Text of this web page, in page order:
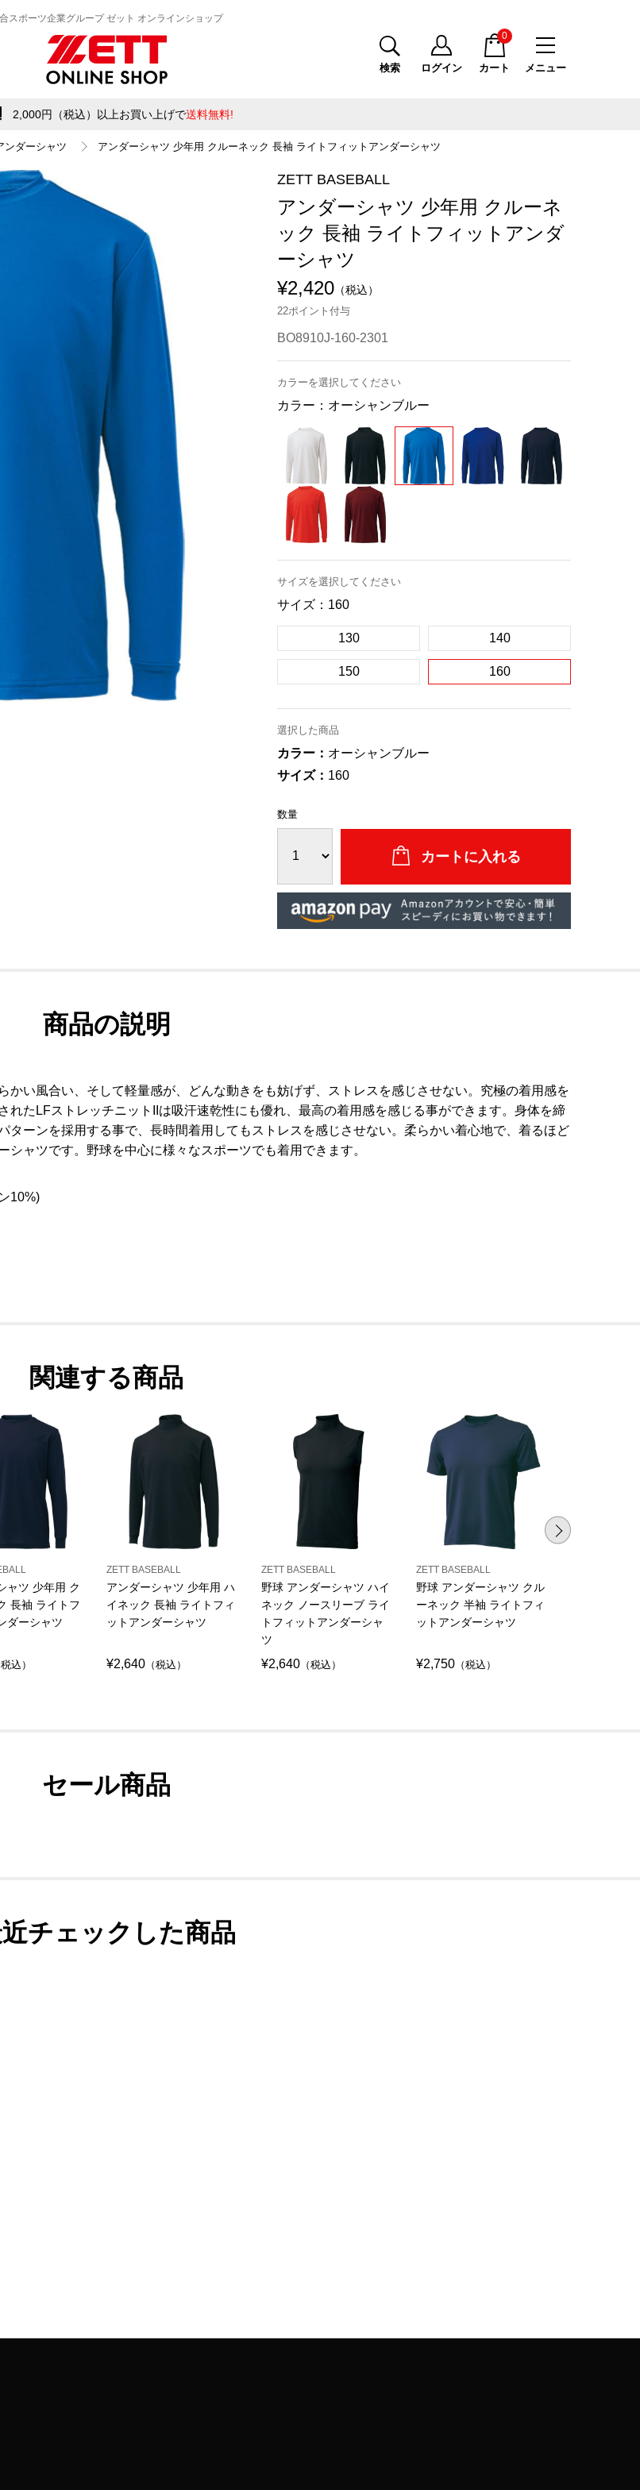
スポーツ企業グループ ゼット オンラインショップ
メニュー
検索 ログイン カート
0
2,000円（税込）以上お買い上げで送料無料!
ンダーシャツ アンダーシャツ 少年用 クルーネック 長袖 ライトフィットアンダーシャツ
ZETT BASEBALL
アンダーシャツ 少年用 クルーネ
ック 長袖 ライトフィットアンダ
ーシャツ
¥2,420 （税込）
22ポイント付与
BO8910J-160-2301
カラーを選択してください
カラー： オーシャンブルー
サイズを選択してください
サイズ： 160
130 140
150 160
選択した商品
カラー： オーシャンブルー
サイズ： 160
数量
商品の説明
い風合い、そして軽量感が、どんな動きをも妨げず、ストレスを感じさせない。究極の着用感を
たLFストレッチニットIIは吸汗速乾性にも優れ、最高の着用感を感じる事ができます。身体を締
ーンを採用する事で、長時間着用してもストレスを感じさせない。柔らかい着心地で、着るほど
ャツです。野球を中心に様々なスポーツでも着用できます。
10%)
関連する商品
ャツ 少年用 ク
長袖 ライトフ
ダーシャツ
税込）
ZETT BASEBALL
アンダーシャツ 少年用 ハ
イネック 長袖 ライトフィ
ットアンダーシャツ
¥2,640 （税込）
ZETT BASEBALL
野球 アンダーシャツ ハイ
ネック ノースリーブ ライ
トフィットアンダーシャ
ツ
¥2,640 （税込）
ZETT BASEBALL
野球 アンダーシャツ クル
ーネック 半袖 ライトフィ
ットアンダーシャツ
¥2,750 （税込）
セール商品
チェックした商品